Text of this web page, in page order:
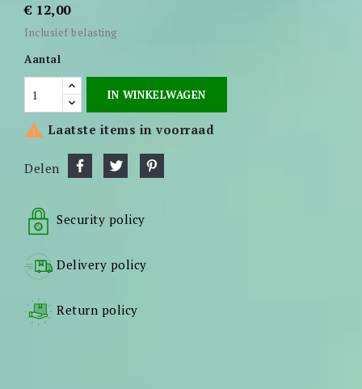
€ 12,00
Inclusief belasting
Aantal
IN WINKELWAGEN
 Laatste items in voorraad
Delen
Security policy
Delivery policy
Return policy